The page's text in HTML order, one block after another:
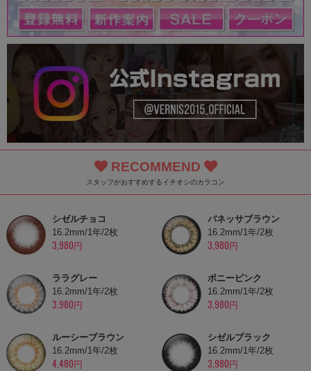
RECOMMEND
スタッフがおすすめするイチオシのカラコン
シゼルチョコ
16.2mm/1年/2枚
3,980円
バネッサブラウン
16.2mm/1年/2枚
3,980円
ララグレー
16.2mm/1年/2枚
3,980円
ボニーピンク
16.2mm/1年/2枚
3,980円
ルーシーブラウン
16.2mm/1年/2枚
4,480円
シゼルブラック
16.2mm/1年/2枚
3,980円